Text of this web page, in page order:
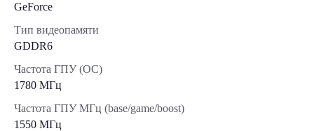
GeForce
Тип видеопамяти
GDDR6
Частота ГПУ (OC)
1780 МГц
Частота ГПУ МГц (base/game/boost)
1550 МГц